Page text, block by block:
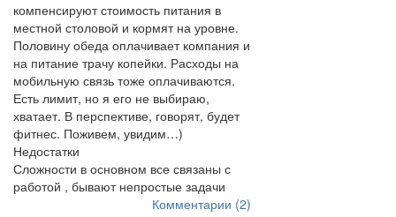
компенсируют стоимость питания в
местной столовой и кормят на уровне.
Половину обеда оплачивает компания и
на питание трачу копейки. Расходы на
мобильную связь тоже оплачиваются.
Есть лимит, но я его не выбираю,
хватает. В перспективе, говорят, будет
фитнес. Поживем, увидим…)
Недостатки
Сложности в основном все связаны с
работой , бывают непростые задачи
Комментарии (2)